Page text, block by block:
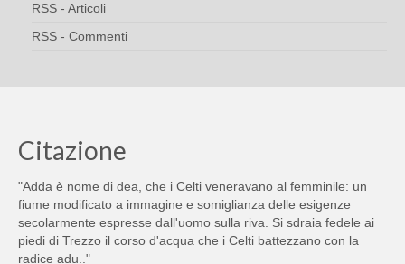
RSS - Articoli
RSS - Commenti
Citazione
"Adda è nome di dea, che i Celti veneravano al femminile: un
fiume modificato a immagine e somiglianza delle esigenze
secolarmente espresse dall'uomo sulla riva. Si sdraia fedele ai
piedi di Trezzo il corso d'acqua che i Celti battezzano con la
radice adu.."